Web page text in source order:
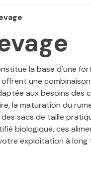
la base d'une
une
aux besoins des
la maturation du
sacs de taille
biologique, ces
exploitation à long